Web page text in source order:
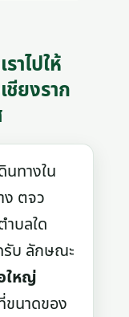
าไปให้
ชียงราก
ทางใน
ง ตจว
บลใด
รับ ลักษณะ
ใหญ่
ขนาดของ